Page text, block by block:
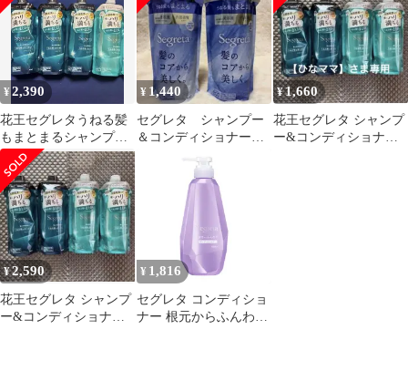
¥2,390
花王セグレタうねる髪
もまとまるシャンプ
ー・コンディショナー
セット
¥ 1,440
セグレタ シャンプー
＆コンディショナー
詰め替え 340ml うね
る髪もまとまる
¥1,660
花王セグレタ シャンプ
ー&コンディショナー
¥2,590
花王セグレタ シャンプ
ー&コンディショナー
¥ 1,816
セグレタ コンディショ
ナー 根元からふんわり